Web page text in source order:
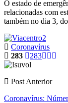
O estado de
relacionadas com
também no dia 3,
Coronavírus
283
283
Post Anterior
Coronavírus: